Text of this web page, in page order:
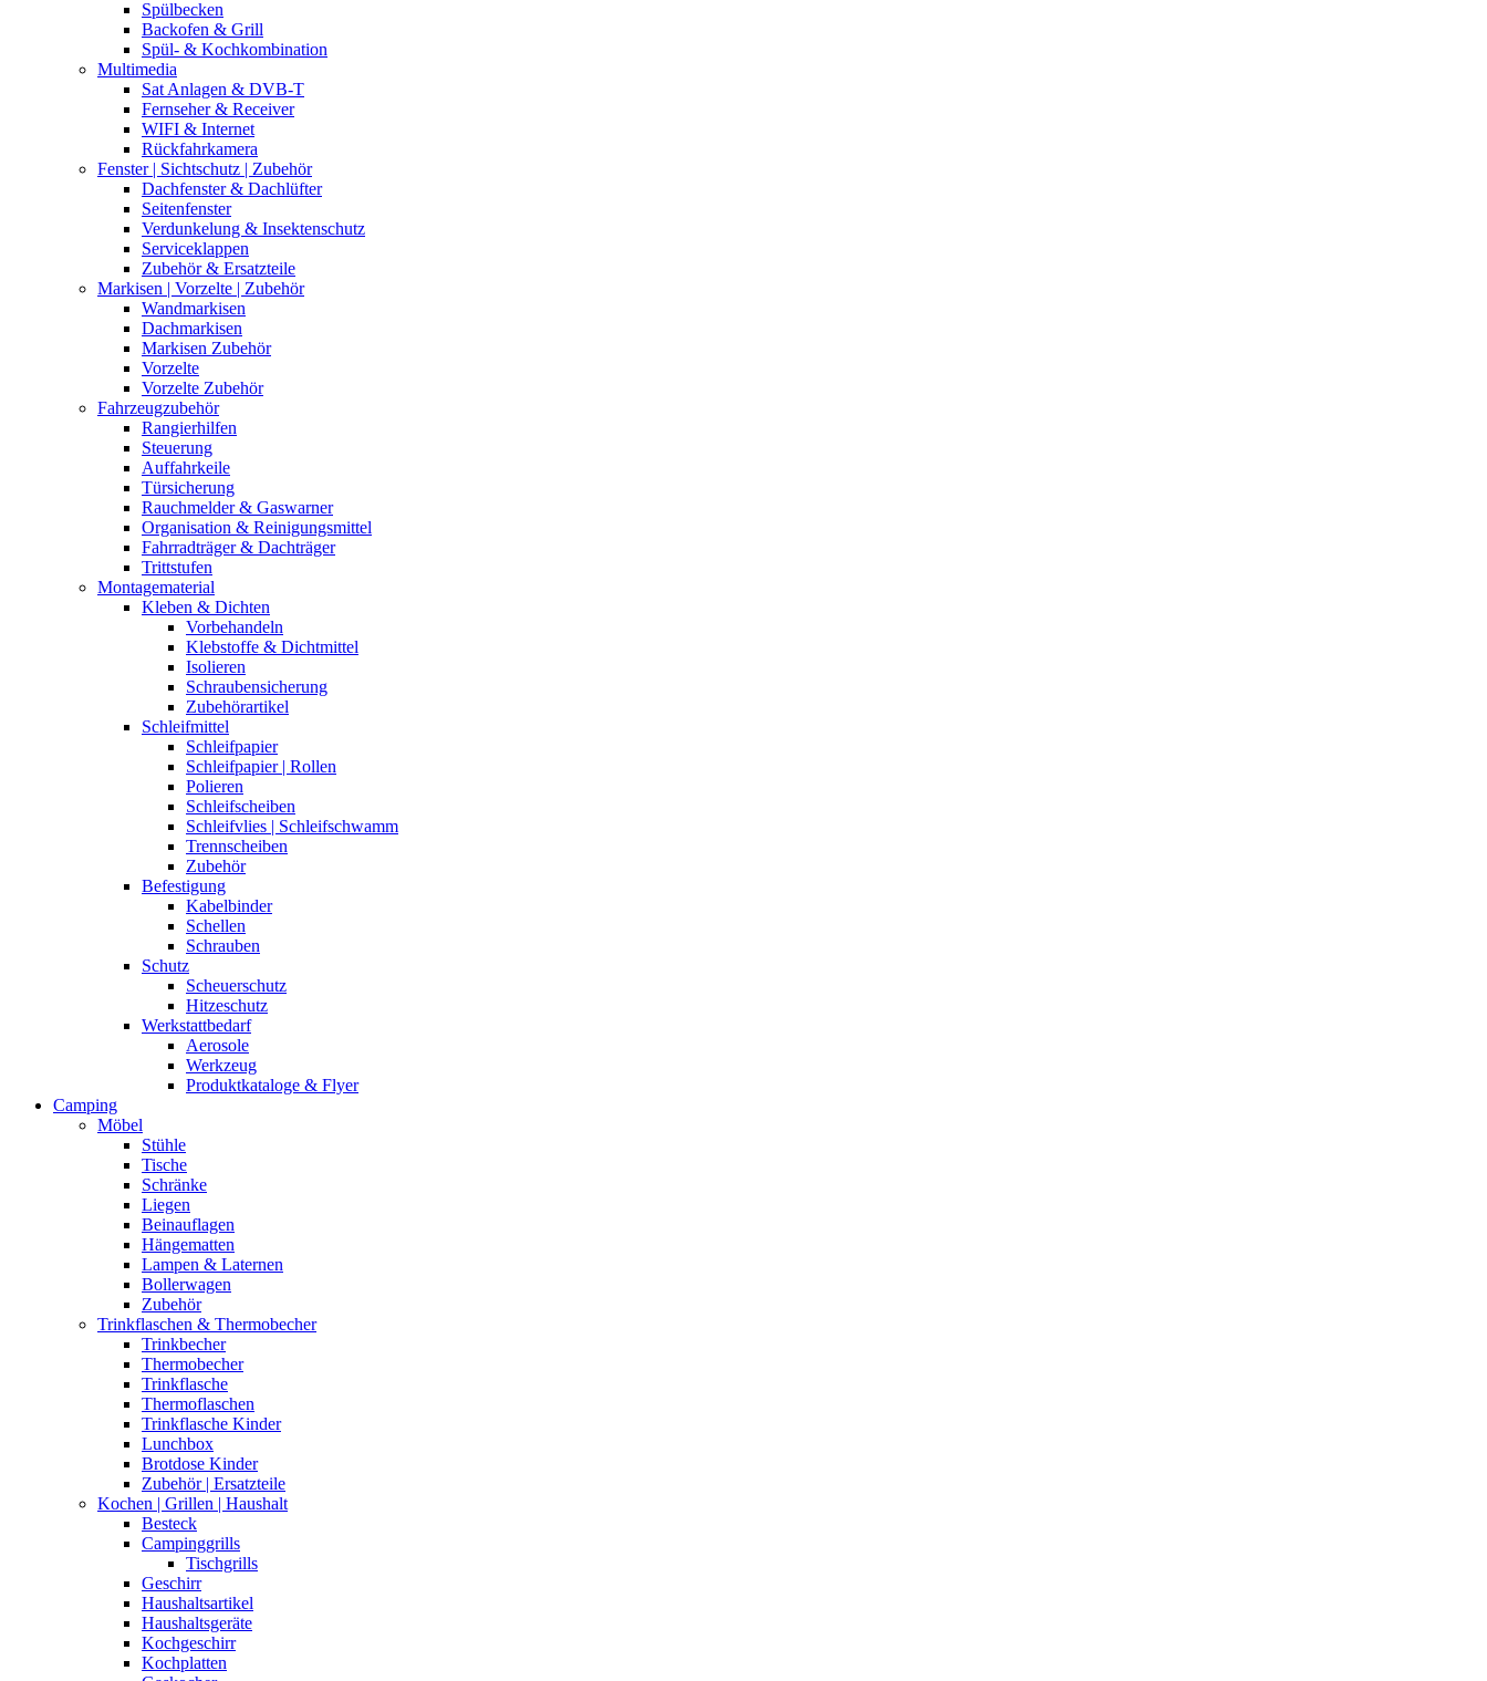
Spülbecken
Backofen & Grill
Spül- & Kochkombination
Multimedia
Sat Anlagen & DVB-T
Fernseher & Receiver
WIFI & Internet
Rückfahrkamera
Fenster | Sichtschutz | Zubehör
Dachfenster & Dachlüfter
Seitenfenster
Verdunkelung & Insektenschutz
Serviceklappen
Zubehör & Ersatzteile
Markisen | Vorzelte | Zubehör
Wandmarkisen
Dachmarkisen
Markisen Zubehör
Vorzelte
Vorzelte Zubehör
Fahrzeugzubehör
Rangierhilfen
Steuerung
Auffahrkeile
Türsicherung
Rauchmelder & Gaswarner
Organisation & Reinigungsmittel
Fahrradträger & Dachträger
Trittstufen
Montagematerial
Kleben & Dichten
Vorbehandeln
Klebstoffe & Dichtmittel
Isolieren
Schraubensicherung
Zubehörartikel
Schleifmittel
Schleifpapier
Schleifpapier | Rollen
Polieren
Schleifscheiben
Schleifvlies | Schleifschwamm
Trennscheiben
Zubehör
Befestigung
Kabelbinder
Schellen
Schrauben
Schutz
Scheuerschutz
Hitzeschutz
Werkstattbedarf
Aerosole
Werkzeug
Produktkataloge & Flyer
Camping
Möbel
Stühle
Tische
Schränke
Liegen
Beinauflagen
Hängematten
Lampen & Laternen
Bollerwagen
Zubehör
Trinkflaschen & Thermobecher
Trinkbecher
Thermobecher
Trinkflasche
Thermoflaschen
Trinkflasche Kinder
Lunchbox
Brotdose Kinder
Zubehör | Ersatzteile
Kochen | Grillen | Haushalt
Besteck
Campinggrills
Tischgrills
Geschirr
Haushaltsartikel
Haushaltsgeräte
Kochgeschirr
Kochplatten